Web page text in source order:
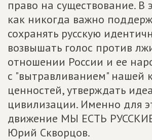
право на существование. В
как никогда важно
сохранять русскую
возвышать голос против
отношении России и ее
с "вытравливанием" нашей
ценностей, утверждать
цивилизации. Именно для
движение МЫ ЕСТЬ
Юрий Скворцов.